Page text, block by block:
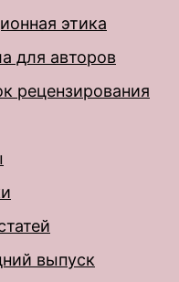
этика
для авторов
рецензирования
выпуск